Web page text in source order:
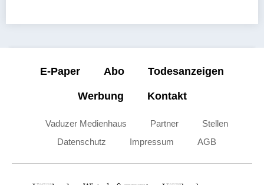
E-Paper Abo Todesanzeigen
Werbung Kontakt
Vaduzer Medienhaus Partner
Stellen
Datenschutz
Impressum AGB